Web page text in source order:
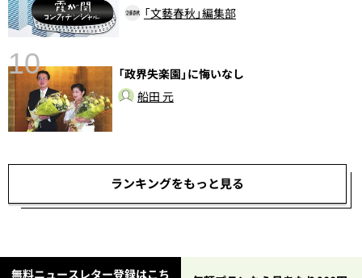
「文藝春秋」編集部
10
「政界失楽園」に悔いなし
船田 元
ランキングをもっと見る
無料ニュースレター登録はこち